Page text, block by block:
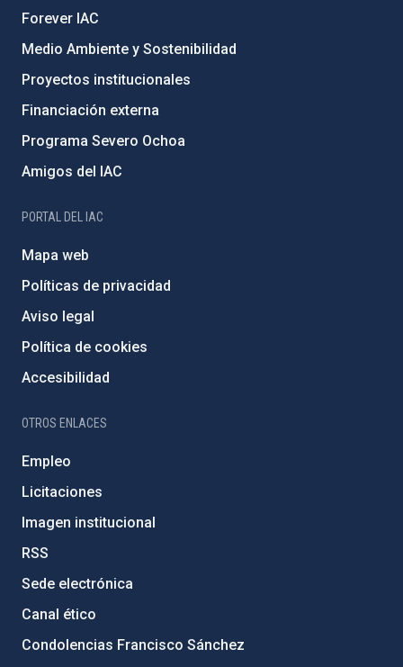
Forever IAC
Medio Ambiente y Sostenibilidad
Proyectos institucionales
Financiación externa
Programa Severo Ochoa
Amigos del IAC
PORTAL DEL IAC
Mapa web
Políticas de privacidad
Aviso legal
Política de cookies
Accesibilidad
OTROS ENLACES
Empleo
Licitaciones
Imagen institucional
RSS
Sede electrónica
Canal ético
Condolencias Francisco Sánchez